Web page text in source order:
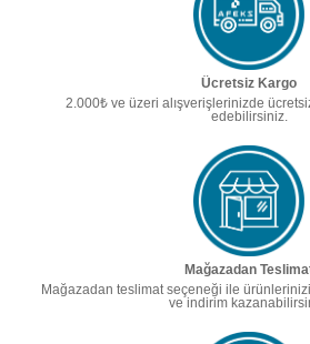
Ücretsiz Kargo
2.000₺ ve üzeri alışverişlerinizde
edebilirsiniz.
Mağazadan
Mağazadan teslimat seçeneği ile
ve indirim